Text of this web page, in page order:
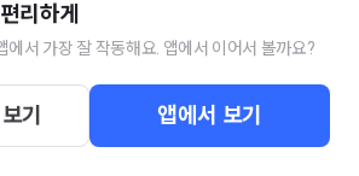
있는 커뮤니케이션 디자이너. 그래픽 디
콘텐츠를 만들고, 그래픽/브랜딩 컨설팅,
하고자 서울시 도시재생센터에서 공공디자
스타트업 디자인 리드로 활동하였으며 중
입장하기
리하게
에서 가장 잘 작동해요. 앱에서 이어서 볼까요?
기 앱에서 보기